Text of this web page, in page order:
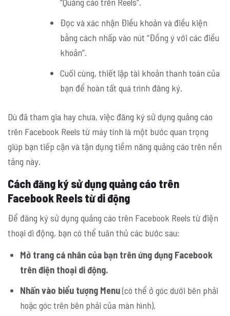
Đọc và xác nhận Điều khoản và điều kiện
bằng cách nhấp vào nút “Đồng ý với các điều
khoản”.
Cuối cùng, thiết lập tài khoản thanh toán của
bạn để hoàn tất quá trình đăng ký.
Dù đã tham gia hay chưa, việc đăng ký sử dụng quảng cáo
trên Facebook Reels từ máy tính là một bước quan trọng
giúp bạn tiếp cận và tận dụng tiềm năng quảng cáo trên nền
tảng này.
Cách đăng ký sử dụng quảng cáo trên
Facebook Reels từ di động
Để đăng ký sử dụng quảng cáo trên Facebook Reels từ điện
thoại di động, bạn có thể tuân thủ các bước sau:
Mở trang cá nhân của bạn trên ứng dụng Facebook
trên điện thoại di động.
Nhấn vào biểu tượng Menu(có thể ở góc dưới bên phải
hoặc góc trên bên phải của màn hình).